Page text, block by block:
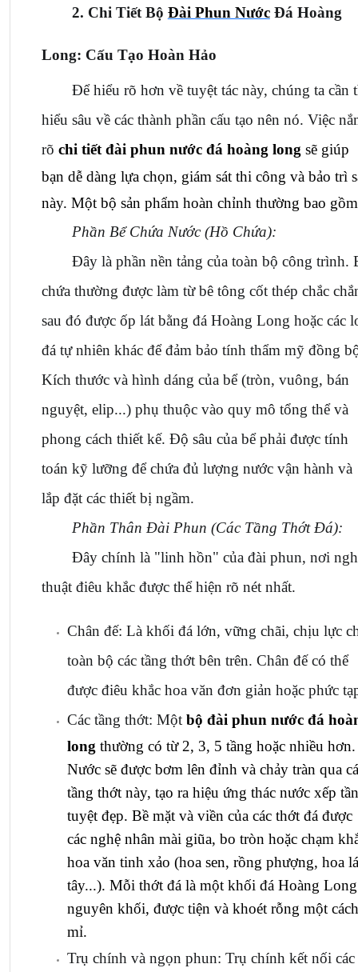
2. Chi Tiết Bộ Đài Phun Nước Đá Hoàng
Long: Cấu Tạo Hoàn Hảo
Để hiểu rõ hơn về tuyệt tác này, chúng ta cần
hiểu sâu về các thành phần cấu tạo nên nó. Việc
rõ chi tiết đài phun nước đá hoàng long sẽ giúp
bạn dễ dàng lựa chọn, giám sát thi công và bảo trì
này. Một bộ sản phẩm hoàn chỉnh thường bao
Phần Bể Chứa Nước (Hồ Chứa):
Đây là phần nền tảng của toàn bộ công trình.
chứa thường được làm từ bê tông cốt thép chắc
sau đó được ốp lát bằng đá Hoàng Long hoặc các
đá tự nhiên khác để đảm bảo tính thẩm mỹ đồng
Kích thước và hình dáng của bể (tròn, vuông, bán
nguyệt, elip...) phụ thuộc vào quy mô tổng thể và
phong cách thiết kế. Độ sâu của bể phải được tính
toán kỹ lưỡng để chứa đủ lượng nước vận hành và
lắp đặt các thiết bị ngầm.
Phần Thân Đài Phun (Các Tầng Thớt Đá):
Đây chính là "linh hồn" của đài phun, nơi
thuật điêu khắc được thể hiện rõ nét nhất.
Chân đế: Là khối đá lớn, vững chãi, chịu lực
toàn bộ các tầng thớt bên trên. Chân đế có thể
được điêu khắc hoa văn đơn giản hoặc phức
Các tầng thớt: Một bộ đài phun nước đá
long thường có từ 2, 3, 5 tầng hoặc nhiều hơn.
Nước sẽ được bơm lên đỉnh và chảy tràn qua
tầng thớt này, tạo ra hiệu ứng thác nước xếp
tuyệt đẹp. Bề mặt và viền của các thớt đá được
các nghệ nhân mài giũa, bo tròn hoặc chạm
hoa văn tinh xảo (hoa sen, rồng phượng, hoa lá
tây...). Mỗi thớt đá là một khối đá Hoàng Long
nguyên khối, được tiện và khoét rỗng một
mỉ.
Trụ chính và ngọn phun: Trụ chính kết nối các